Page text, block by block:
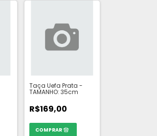
Taça Uefa Prata -
TAMANHO: 35cm
R$169,00